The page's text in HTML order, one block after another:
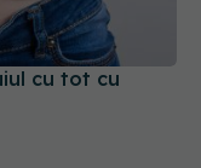
cu tot cu